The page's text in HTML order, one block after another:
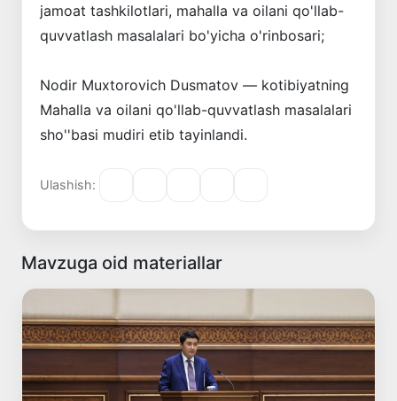
jamoat tashkilotlari, mahalla va oilani qo'llab-
quvvatlash masalalari bo'yicha o'rinbosari;
Nodir Muxtorovich Dusmatov — kotibiyatning
Mahalla va oilani qo'llab-quvvatlash masalalari
sho''basi mudiri etib tayinlandi.
Ulashish:
Mavzuga oid materiallar